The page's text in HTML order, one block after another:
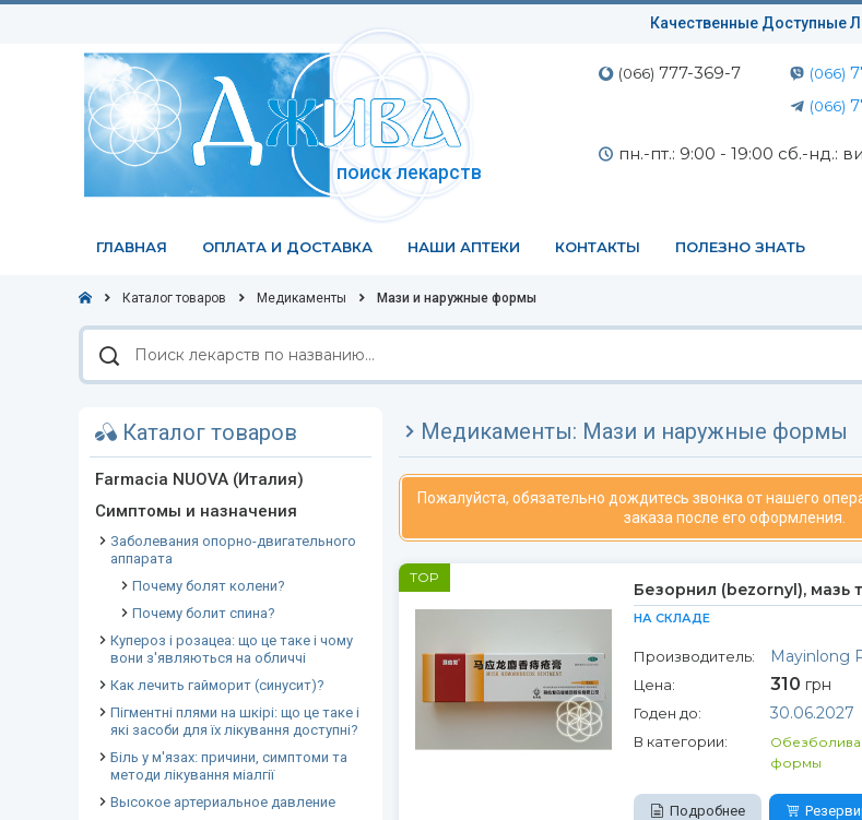
Качественные Доступные
поиск лекарств
(066) 777-369-7 (066)
(066)
пн.-пт.: 9:00 - 19:00 сб.-нд.:
ГЛАВНАЯ ОПЛАТА И ДОСТАВКА НАШИ АПТЕКИ КОНТАКТЫ ПОЛЕЗНО ЗНАТЬ
Каталог товаров Медикаменты Мази и наружные формы
Поиск
лекарств
по
Каталог товаров
Farmacia NUOVA (Италия)
Симптомы и назначения
Заболевания опорно-двигательного
аппарата
Почему болят колени?
Почему болит спина?
Купероз і розацеа: що це таке і чому
вони з'являються на обличчі
Как лечить гайморит (синусит)?
Пігментні плями на шкірі: що це таке і
які засоби для їх лікування доступні?
Біль у м'язах: причини, симптоми та
методи лікування міалгії
Высокое артериальное давление
Медикаменты: Мази и наружные формы
Пожалуйста, обязательно дождитесь звонка от нашего
заказа после его оформления.
TOP
Безорнил (bezornyl), мазь
НА СКЛАДЕ
Производитель: Mayinlong
Цена: 310 грн
Годен до: 30.06.2027
В категории:
формы
Подробнее